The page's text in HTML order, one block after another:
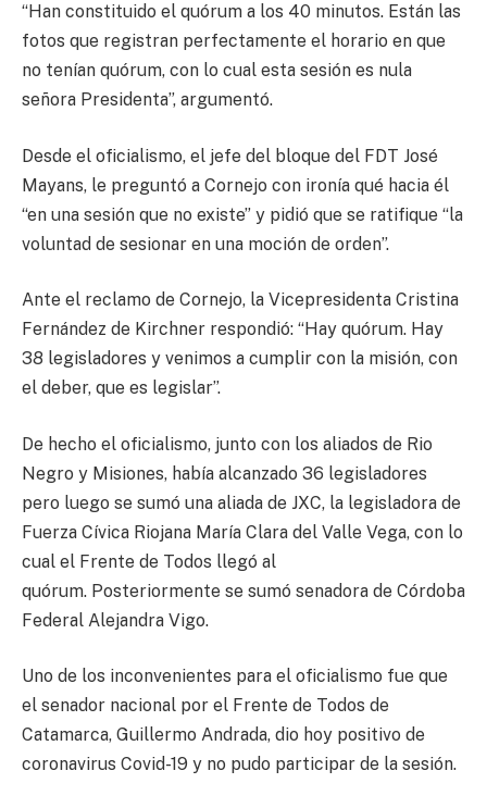
“Han constituido el quórum a los 40 minutos. Están las
fotos que registran perfectamente el horario en que
no tenían quórum, con lo cual esta sesión es nula
señora Presidenta”, argumentó.
Desde el oficialismo, el jefe del bloque del FDT José
Mayans, le preguntó a Cornejo con ironía qué hacia él
“en una sesión que no existe” y pidió que se ratifique “la
voluntad de sesionar en una moción de orden”.
Ante el reclamo de Cornejo, la Vicepresidenta Cristina
Fernández de Kirchner respondió: “Hay quórum. Hay
38 legisladores y venimos a cumplir con la misión, con
el deber, que es legislar”.
De hecho el oficialismo, junto con los aliados de Rio
Negro y Misiones, había alcanzado 36 legisladores
pero luego se sumó una aliada de JXC, la legisladora de
Fuerza Cívica Riojana María Clara del Valle Vega, con lo
cual el Frente de Todos llegó al
quórum. Posteriormente se sumó senadora de Córdoba
Federal Alejandra Vigo.
Uno de los inconvenientes para el oficialismo fue que
el senador nacional por el Frente de Todos de
Catamarca, Guillermo Andrada, dio hoy positivo de
coronavirus Covid-19 y no pudo participar de la sesión.